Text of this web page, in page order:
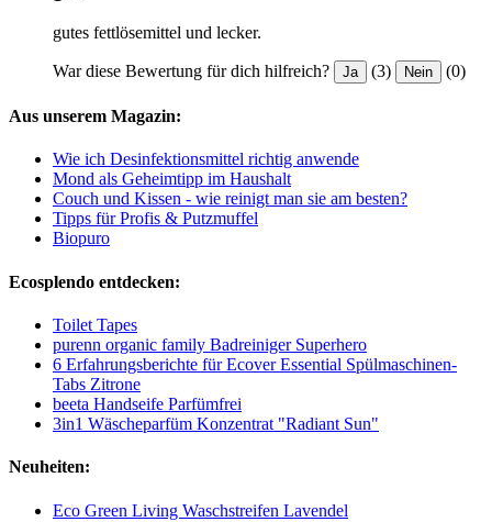
gutes fettlösemittel und lecker.
War diese Bewertung für dich hilfreich? Ja (3) Nein (0)
Aus unserem Magazin:
Wie ich Desinfektionsmittel richtig anwende
Mond als Geheimtipp im Haushalt
Couch und Kissen - wie reinigt man sie am besten?
Tipps für Profis & Putzmuffel
Biopuro
Ecosplendo entdecken:
Toilet Tapes
purenn organic family Badreiniger Superhero
6 Erfahrungsberichte für Ecover Essential Spülmaschinen-
Tabs Zitrone
beeta Handseife Parfümfrei
3in1 Wäscheparfüm Konzentrat "Radiant Sun"
Neuheiten:
Eco Green Living Waschstreifen Lavendel